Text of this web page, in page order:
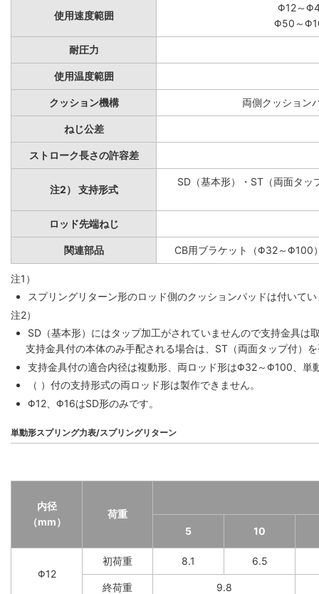
使用速度範囲
Φ12～
Φ50～
耐圧力
使用温度範囲
クッション機構 両側クッション
ねじ公差
ストローク長さの許容差
注2） 支持形式
SD（基本形）・ST（両面タッ
ロッド先端ねじ
関連部品 CB用ブラケット（Φ32～Φ100
注1）
スプリングリターン形のロッド側のクッションパッドは付い
注2）
SD（基本形）にはタップ加工がされていませんので支持金具は
支持金具付の本体のみ手配される場合は、ST（両面タップ付）
支持金具付の適合内径は複動形、両ロッド形はΦ32～Φ100、
（ ）付の支持形式の両ロッド形は製作できません。
Φ12、Φ16はSD形のみです。
単動形スプリング力表/スプリングリターン
内径
（mm）
荷重
5
10
Φ12
初荷重 8.1 6.5
終荷重 9.8